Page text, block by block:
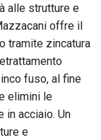
alle strutture e
offre il
tramite zincatura
fuso, al fine
elimini le
in acciaio. Un
e